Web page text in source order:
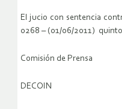
El jucio con sentencia
0268 – (01/06/2011) quinto
Comisión de Prensa
DECOIN